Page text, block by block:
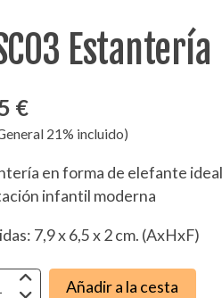
Estantería
€
21% incluido)
en forma de elefante
infantil moderna
7,9 x 6,5 x 2 cm. (AxHxF)
Añadir a la cesta